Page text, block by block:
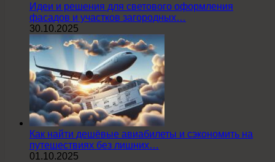
Идеи и решения для светового оформления
фасадов и участков загородных…
30.10.2025
Как найти дешёвые авиабилеты и сэкономить на
путешествиях без лишних…
01.10.2025